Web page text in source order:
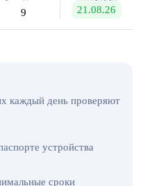
9 21.08.26
каждый день проверяют
устройства
сроки